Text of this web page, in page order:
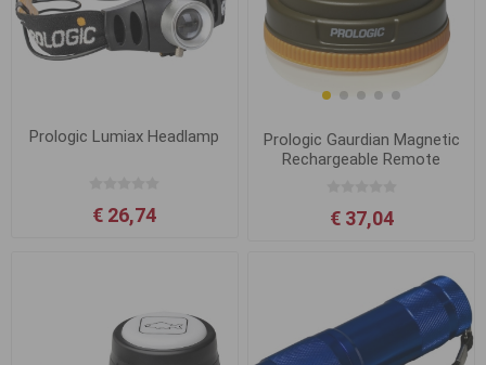
Prologic Lumiax Headlamp
€ 26,74
Prologic Gaurdian Magnetic
Rechargeable Remote
€ 37,04